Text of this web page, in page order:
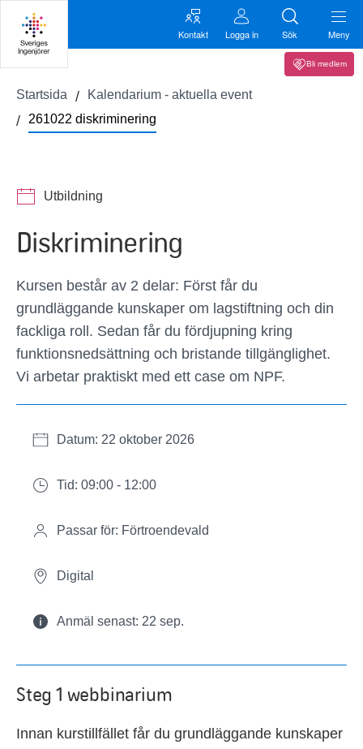
Kontakt Logga in Sök Meny
Bli medlem
Startsida
Kalendarium - aktuella event
261022 diskriminering
Utbildning
Diskriminering
Kursen består av 2 delar: Först får du
grundläggande kunskaper om lagstiftning och din
fackliga roll. Sedan får du fördjupning kring
funktionsnedsättning och bristande tillgänglighet.
Vi arbetar praktiskt med ett case om NPF.
Datum: 22 oktober 2026
Tid: 09:00 - 12:00
Passar för: Förtroendevald
Digital
Anmäl senast: 22 sep.
Steg 1 webbinarium
Innan kurstillfället får du grundläggande kunskaper